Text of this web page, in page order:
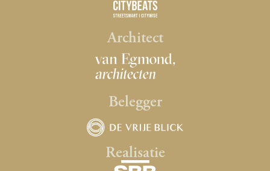
Architect
Belegger
Realisatie